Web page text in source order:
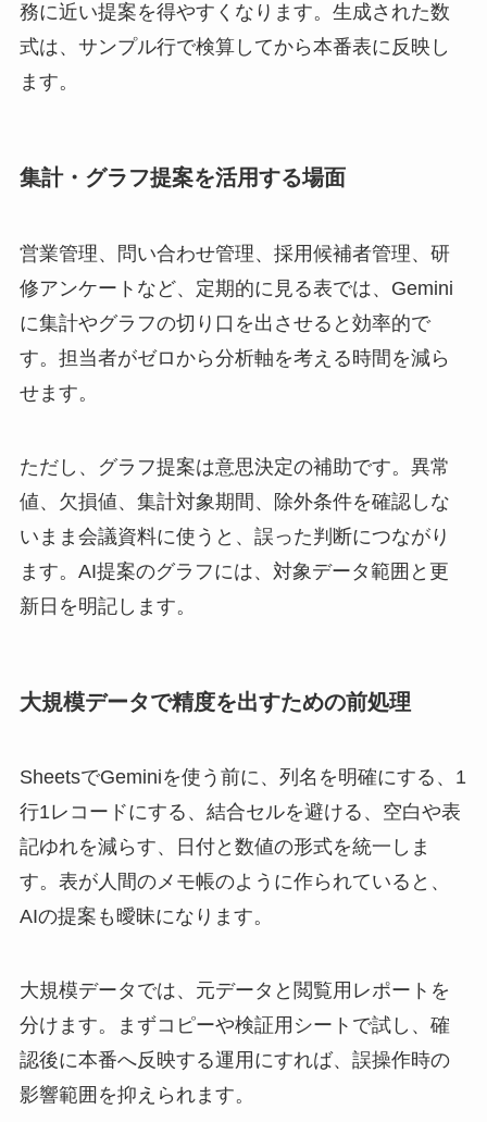
務に近い提案を得やすくなります。生成された数
式は、サンプル行で検算してから本番表に反映し
ます。
集計・グラフ提案を活用する場面
営業管理、問い合わせ管理、採用候補者管理、研
修アンケートなど、定期的に見る表では、Gemini
に集計やグラフの切り口を出させると効率的で
す。担当者がゼロから分析軸を考える時間を減ら
せます。
ただし、グラフ提案は意思決定の補助です。異常
値、欠損値、集計対象期間、除外条件を確認しな
いまま会議資料に使うと、誤った判断につながり
ます。AI提案のグラフには、対象データ範囲と更
新日を明記します。
大規模データで精度を出すための前処理
SheetsでGeminiを使う前に、列名を明確にする、1
行1レコードにする、結合セルを避ける、空白や表
記ゆれを減らす、日付と数値の形式を統一しま
す。表が人間のメモ帳のように作られていると、
AIの提案も曖昧になります。
大規模データでは、元データと閲覧用レポートを
分けます。まずコピーや検証用シートで試し、確
認後に本番へ反映する運用にすれば、誤操作時の
影響範囲を抑えられます。